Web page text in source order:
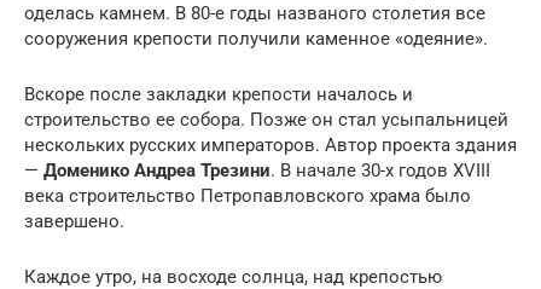
оделась камнем. В 80-е годы названого столетия все
сооружения крепости получили каменное «одеяние».
Вскоре после закладки крепости началось и
строительство ее собора. Позже он стал усыпальницей
нескольких русских императоров. Автор проекта здания
— Доменико Андреа Трезини. В начале 30-х годов XVIII
века строительство Петропавловского храма было
завершено.
Каждое утро, на восходе солнца, над крепостью